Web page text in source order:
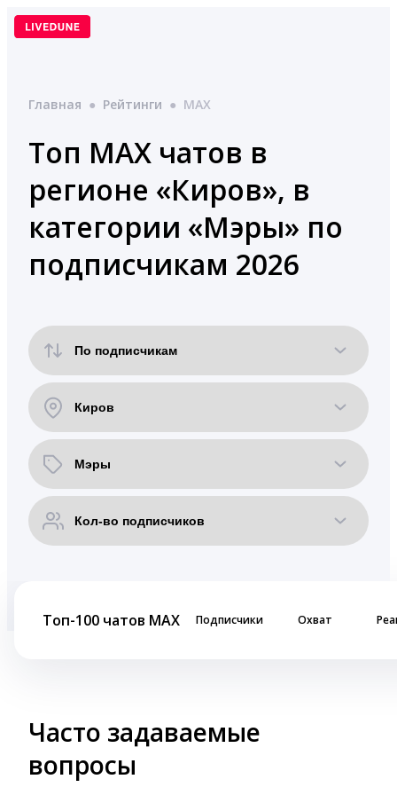
Перейти
Главная ● Рейтинги ● MAX
Топ MAX чатов в
регионе «Киров», в
категории «Мэры» по
подписчикам 2026
Топ-100 чатов MAX Подписчики Охват
Часто задаваемые
вопросы